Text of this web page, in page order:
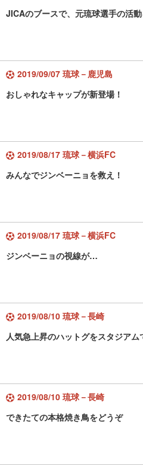
JICAのブースで、元琉球選手の活
2019/09/07 琉球－鹿児島
おしゃれなキャップが新登場！
2019/08/17 琉球－横浜FC
みんなでジンベーニョを救え！
2019/08/17 琉球－横浜FC
ジンベーニョの視線が…
2019/08/10 琉球－長崎
人気急上昇のハットグをスタジアム
2019/08/10 琉球－長崎
できたての本格焼き鳥をどうぞ